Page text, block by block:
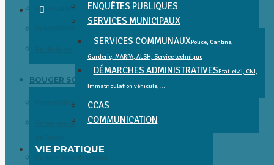
ENQUÊTES PUBLIQUES
SERVICES MUNICIPAUX
SERVICES COMMUNAUXPolice, Cantine,
Garderie, MARPA, ALSH, Service technique
DÉMARCHES ADMINISTRATIVESEtat-civil, CNI,
Immatriculation véhicule, …
CCAS
COMMUNICATION
VIE PRATIQUE
Associations
BOUGER SORTIR DÉCOUVRIR
Présentation et Patrimoine
Communauté de Communes Gâtine Choisilles – Pays